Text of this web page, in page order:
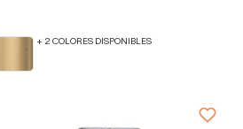
+ 2 COLORES DISPONIBLES